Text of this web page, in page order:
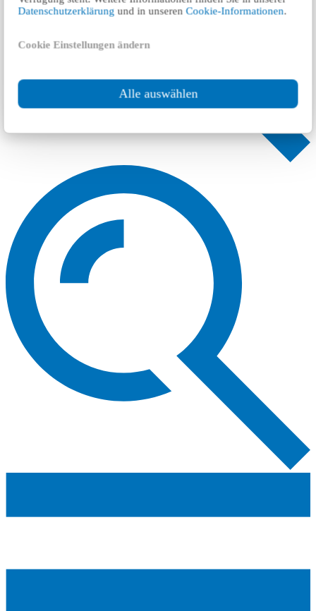
Datenschutzerklärung und in unserenCookie-Informationen.
Cookie Einstellungen ändern
Alle auswählen